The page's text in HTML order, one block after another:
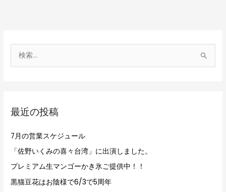
:最近の投稿
7月の営業スケジュール
「佐野いくみの喜々台湾」に出演しました。
プレミアム生マンゴーかき氷ご提供中！！
黒猫豆花はお陰様で6/3で5周年